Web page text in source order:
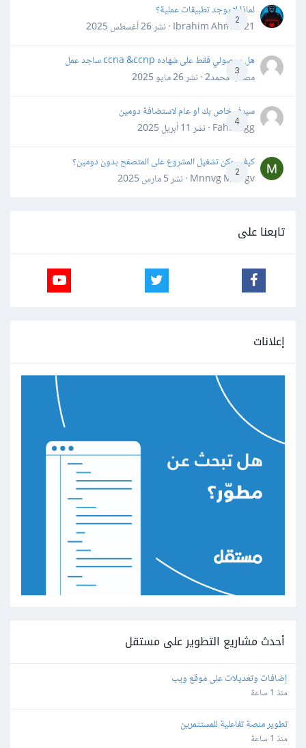
2
لماذا لا يوجد تطبيقات عملية؟
Ibrahim Ahmed21 · نشر
26 أغسطس 2025
3
هل بحصولي فقط على شهاده ccna &ccnp ساجد عمل
مصعب محمد2 · نشر
26 مايو 2025
4
سيرفر خاص بك او عام لاستضافة دومين
Fahd Ggg · نشر
11 أبريل 2025
2
كيف يمكن تشغيل المشروع على المتصفح بدون دومين؟
Mnnvg Mnbgv · نشر
5 مارس 2025
تابعنا على
إعلانات
أحدث مشاريع التطوير على مستقل
إضافات وتعديلات على موقع ويب
منذ 1 ساعة
تطوير منصة تفاعلية للمستثمرين
منذ 1 ساعة